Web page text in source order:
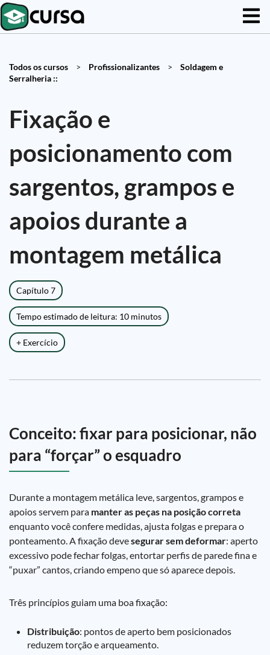
Todos os cursos > Profissionalizantes >
Soldagem e
Serralheria ::
Fixação e
posicionamento com
sargentos, grampos e
apoios durante a
montagem metálica
Capítulo 7
Tempo estimado de leitura: 10 minutos
+ Exercício
Conceito: fixar para posicionar, não
para “forçar” o esquadro
Durante a montagem metálica leve, sargentos, grampos e
apoios servem para manter as peças na posição correta
enquanto você confere medidas, ajusta folgas e prepara o
ponteamento. A fixação devesegurar sem deformar: aperto
excessivo pode fechar folgas, entortar perfis de parede fina e
“puxar” cantos, criando empeno que só aparece depois.
Três princípios guiam uma boa fixação:
Distribuição: pontos de aperto bem posicionados
reduzem torção e arqueamento.